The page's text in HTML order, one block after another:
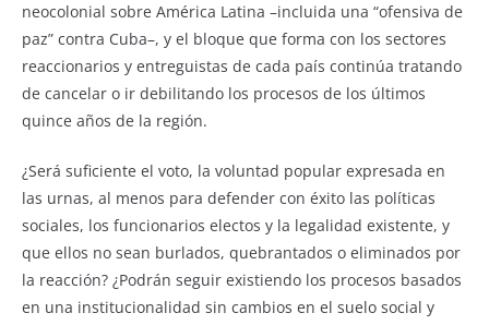
neocolonial sobre América Latina –incluida una “ofensiva de
paz” contra Cuba–, y el bloque que forma con los sectores
reaccionarios y entreguistas de cada país continúa tratando
de cancelar o ir debilitando los procesos de los últimos
quince años de la región.
¿Será suficiente el voto, la voluntad popular expresada en
las urnas, al menos para defender con éxito las políticas
sociales, los funcionarios electos y la legalidad existente, y
que ellos no sean burlados, quebrantados o eliminados por
la reacción? ¿Podrán seguir existiendo los procesos basados
en una institucionalidad sin cambios en el suelo social y